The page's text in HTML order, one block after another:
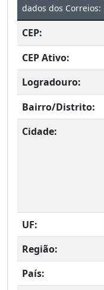
dados dos Correios:
CEP:
CEP Ativo:
Logradouro:
Bairro/Distrito:
Cidade:
UF:
Região:
País: